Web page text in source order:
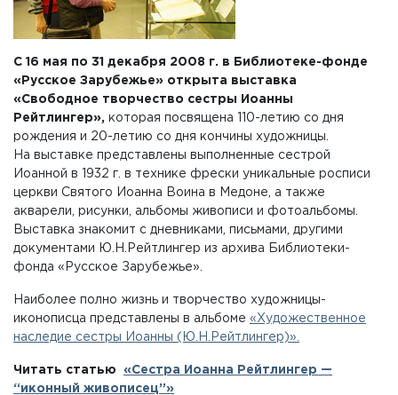
С 16 мая по 31 декабря 2008 г. в
Библиотеке-фонде
«Русское Зарубежье» открыта выставка
«Свободное творчество сестры Иоанны
Рейтлингер», которая посвящена 110-летию со дня
рождения и 20-летию со дня кончины художницы.
На выставке представлены выполненные сестрой
Иоанной в 1932 г. в технике фрески уникальные росписи
церкви Святого Иоанна Воина в Медоне, а также
акварели, рисунки, альбомы живописи и фотоальбомы.
Выставка знакомит с дневниками, письмами, другими
документами Ю.Н.Рейтлингер из архива Библиотеки-
фонда «Русское Зарубежье».
Наиболее полно жизнь и творчество художницы-
иконописца представлены в альбоме «Художественное
наследие сестры Иоанны (Ю.Н.Рейтлингер)».
Читать статью «Сестра Иоанна Рейтлингер —
“иконный живописец”»